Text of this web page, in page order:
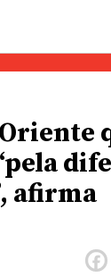
afirma